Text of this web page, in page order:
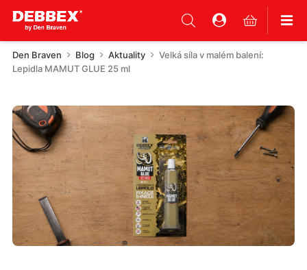
Den Braven Blog Aktuality
Velká síla v malém balení:
Lepidla MAMUT GLUE 25 ml